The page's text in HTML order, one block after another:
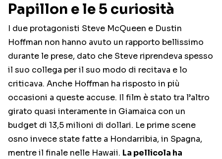
Papillon e le 5 curiosità
I due protagonisti Steve McQueen e Dustin
Hoffman non hanno avuto un rapporto bellissimo
durante le prese, dato che Steve riprendeva spesso
il suo collega per il suo modo di recitava e lo
criticava. Anche Hoffman ha risposto in più
occasioni a queste accuse. Il film è stato tra l’altro
girato quasi interamente in Giamaica con un
budget di 13,5 milioni di dollari. Le prime scene
osno invece state fatte a Hondarribia, in Spagna,
mentre il finale nelle Hawaii. La pellicola ha